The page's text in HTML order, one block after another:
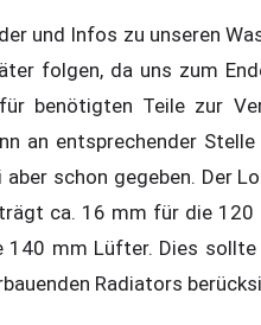
und Infos zu unseren
folgen, da uns zum
benötigten Teile zur
an entsprechender
aber schon gegeben. Der
ca. 16 mm für die
140 mm Lüfter. Dies
Radiators